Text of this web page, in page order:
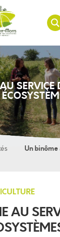
SERVICE
Un binôme
AU